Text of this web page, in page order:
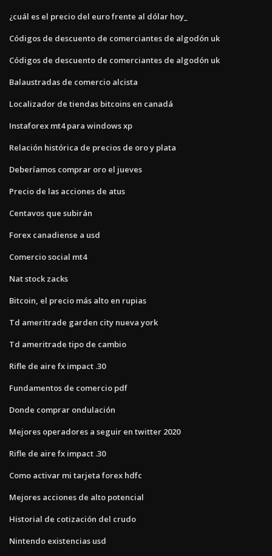
¿cuál es el precio del euro frente al dólar hoy_
Códigos de descuento de comerciantes de algodón uk
Códigos de descuento de comerciantes de algodón uk
Balaustradas de comercio alcista
Localizador de tiendas bitcoins en canadá
Instaforex mt4 para windows xp
Relación histórica de precios de oro y plata
Deberíamos comprar oro el jueves
Precio de las acciones de atus
Centavos que subirán
Forex canadiense a usd
Comercio social mt4
Nat stock zacks
Bitcoin, el precio más alto en rupias
Td ameritrade garden city nueva york
Td ameritrade tipo de cambio
Rifle de aire fx impact .30
Fundamentos de comercio pdf
Donde comprar ondulación
Mejores operadores a seguir en twitter 2020
Rifle de aire fx impact .30
Como activar mi tarjeta forex hdfc
Mejores acciones de alto potencial
Historial de cotización del crudo
Nintendo existencias usd